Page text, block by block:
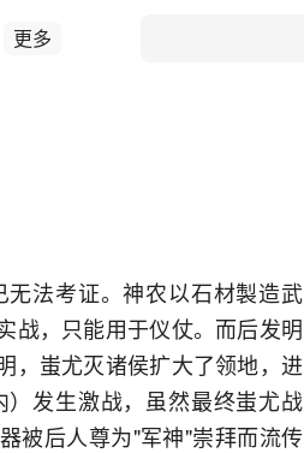
更多
法考证。神农以石材製造武
战，只能用于仪仗。而后发明
，蚩尤灭诸侯扩大了领地，进
发生激战，虽然最终蚩尤战
被后人尊为"军神"崇拜而流传